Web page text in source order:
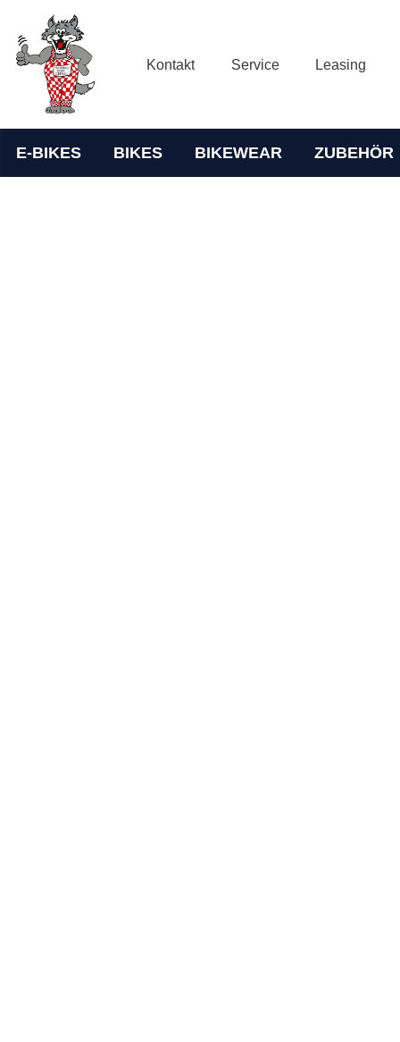
Kontakt Service Leasing
E-BIKES BIKES BIKEWEAR ZUBEHÖR